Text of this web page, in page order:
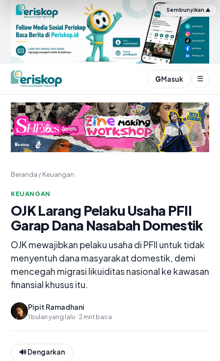
Sembunyikan ▲
Periskop.id GMasuk ☰
Beranda /Keuangan
KEUANGAN
OJK Larang Pelaku Usaha PFII
Garap Dana Nasabah Domestik
OJK mewajibkan pelaku usaha di PFII untuk tidak
menyentuh dana masyarakat domestik, demi
mencegah migrasi likuiditas nasional ke kawasan
finansial khusus itu.
P Pipit Ramadhani
1 bulan yang lalu · 2 mnt baca
🔊 Dengarkan